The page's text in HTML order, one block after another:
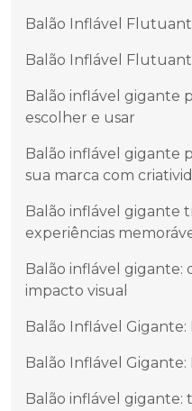
Balão Inflável
Balão Inflável
Balão inflável gigante
escolher e usar
Balão inflável gigante
sua marca com
Balão inflável gigante
experiências
Balão inflável gigante:
impacto visual
Balão Inflável Gigante:
Balão Inflável Gigante:
Balão inflável gigante: